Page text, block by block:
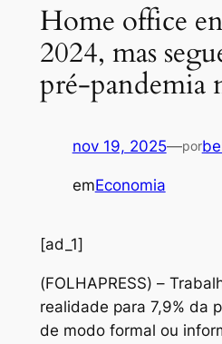
Home office
2024, mas
pré-pandemia
nov 19, 2025—por
emEconomia
[ad_1]
(FOLHAPRESS) –
realidade para 7,9% da
de modo formal ou